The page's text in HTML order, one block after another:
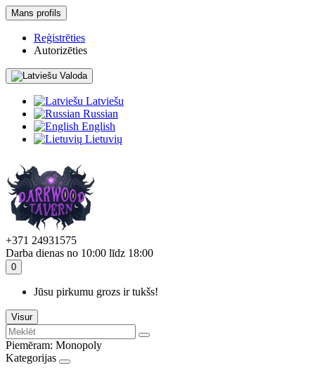
Mans profils
Reģistrēties
Autorizēties
Valoda
Latviešu
Russian
English
Lietuvių
+371 24931575
Darba dienas no 10:00 līdz 18:00
0
Jūsu pirkumu grozs ir tukšs!
Visur
Piemēram: Monopoly
Kategorijas